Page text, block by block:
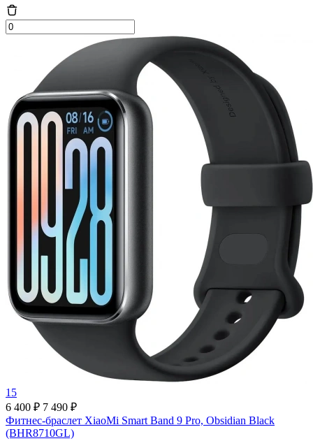
15
6 400 ₽ 7 490 ₽
Фитнес-браслет XiaoMi Smart Band 9 Pro, Obsidian Black
(BHR8710GL)